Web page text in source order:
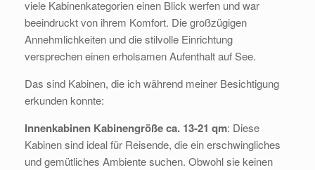
viele Kabinenkategorien einen Blick werfen und war
beeindruckt von ihrem Komfort. Die großzügigen
Annehmlichkeiten und die stilvolle Einrichtung
versprechen einen erholsamen Aufenthalt auf See.
Das sind Kabinen, die ich während meiner Besichtigung
erkunden konnte:
Innenkabinen Kabinengröße ca. 13-21 qm: Diese
Kabinen sind ideal für Reisende, die ein erschwingliches
und gemütliches Ambiente suchen. Obwohl sie keinen